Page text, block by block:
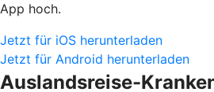
App hoch.
Jetzt für iOS herunterladen
Jetzt für Android herunterladen
Auslandsreise-